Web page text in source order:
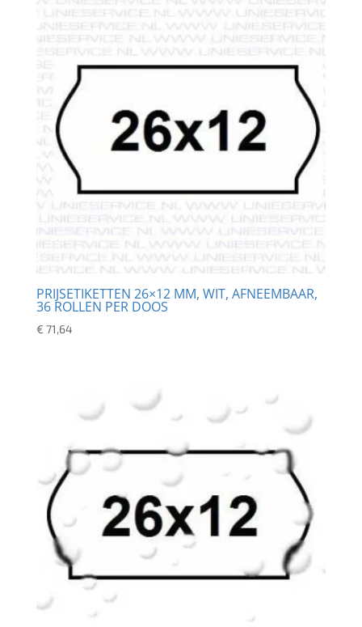
PRIJSETIKETTEN 26×12 MM, WIT, AFNEEMBAAR,
36 ROLLEN PER DOOS
€ 71,64